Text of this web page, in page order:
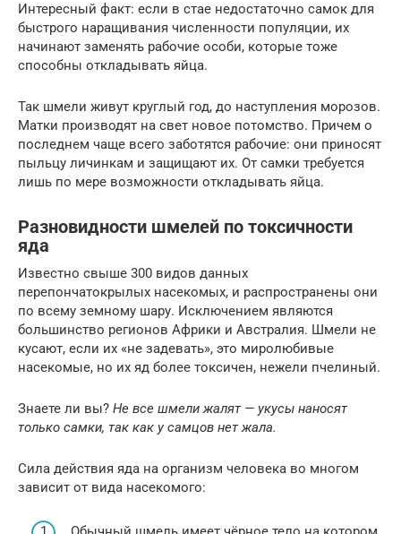
Интересный факт: если в стае недостаточно самок для
быстрого наращивания численности популяции, их
начинают заменять рабочие особи, которые тоже
способны откладывать яйца.
Так шмели живут круглый год, до наступления морозов.
Матки производят на свет новое потомство. Причем о
последнем чаще всего заботятся рабочие: они приносят
пыльцу личинкам и защищают их. От самки требуется
лишь по мере возможности откладывать яйца.
Разновидности шмелей по токсичности
яда
Известно свыше 300 видов данных
перепончатокрылых насекомых, и распространены они
по всему земному шару. Исключением являются
большинство регионов Африки и Австралия. Шмели не
кусают, если их «не задевать», это миролюбивые
насекомые, но их яд более токсичен, нежели пчелиный.
Знаете ли вы? Не все шмели жалят — укусы наносят
только самки, так как у самцов нет жала.
Сила действия яда на организм человека во многом
зависит от вида насекомого: